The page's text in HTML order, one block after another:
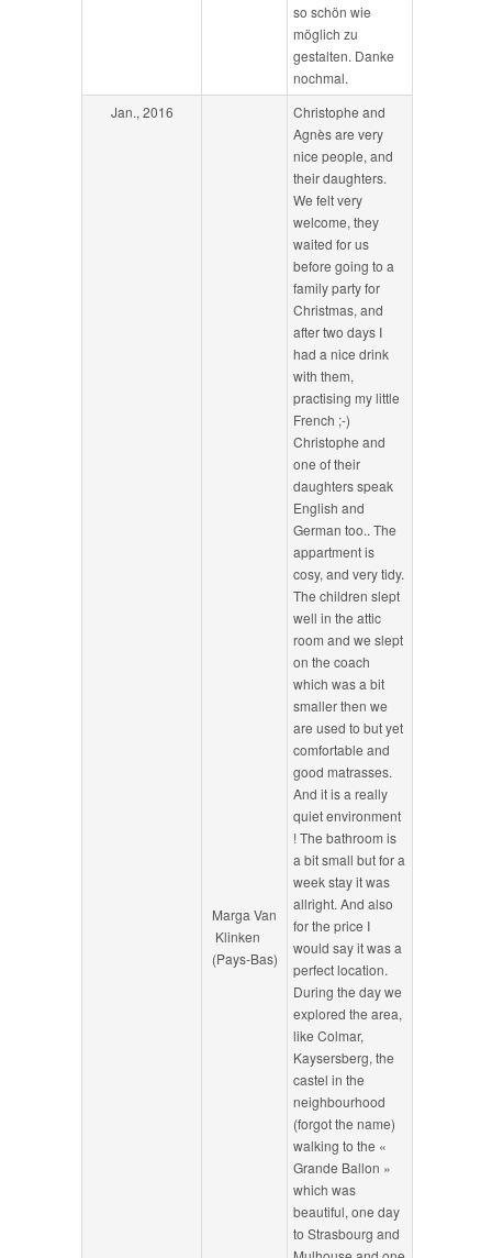
so schön wie
möglich zu
gestalten. Danke
nochmal.
Jan., 2016
Marga Van
Klinken
(Pays-Bas)
Christophe and
Agnès are very
nice people, and
their daughters.
We felt very
welcome, they
waited for us
before going to a
family party for
Christmas, and
after two days I
had a nice drink
with them,
practising my little
French ;-)
Christophe and
one of their
daughters speak
English and
German too.. The
appartment is
cosy, and very tidy.
The children slept
well in the attic
room and we slept
on the coach
which was a bit
smaller then we
are used to but yet
comfortable and
good matrasses.
And it is a really
quiet environment
! The bathroom is
a bit small but for a
week stay it was
allright. And also
for the price I
would say it was a
perfect location.
During the day we
explored the area,
like Colmar,
Kaysersberg, the
castel in the
neighbourhood
(forgot the name)
walking to the «
Grande Ballon »
which was
beautiful, one day
to Strasbourg and